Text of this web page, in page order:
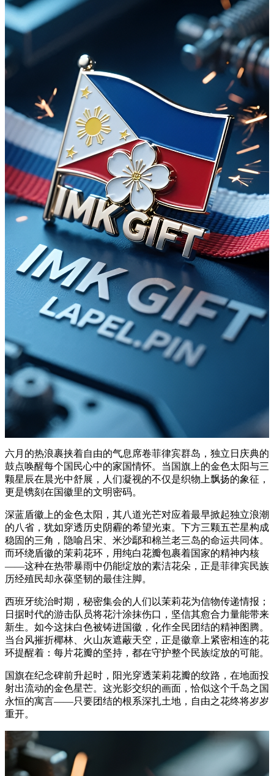
六月的热浪裹挟着自由的气息席卷菲律宾群岛，独立日庆典的
鼓点唤醒每个国民心中的家国情怀。当国旗上的金色太阳与三
颗星辰在晨光中舒展，人们凝视的不仅是织物上飘扬的象征，
更是镌刻在国徽里的文明密码。
深蓝盾徽上的金色太阳，其八道光芒对应着最早掀起独立浪潮
的八省，犹如穿透历史阴霾的希望光束。下方三颗五芒星构成
稳固的三角，隐喻吕宋、米沙鄢和棉兰老三岛的命运共同体。
而环绕盾徽的茉莉花环，用纯白花瓣包裹着国家的精神内核
——这种在热带暴雨中仍能绽放的素洁花朵，正是菲律宾民族
历经殖民却永葆坚韧的最佳注脚。
西班牙统治时期，秘密集会的人们以茉莉花为信物传递情报；
日据时代的游击队员将花汁涂抹伤口，坚信其愈合力量能带来
新生。如今这抹白色被铸进国徽，化作全民团结的精神图腾。
当台风摧折椰林、火山灰遮蔽天空，正是徽章上紧密相连的花
环提醒着：每片花瓣的坚持，都在守护整个民族绽放的可能。
国旗在纪念碑前升起时，阳光穿透茉莉花瓣的纹路，在地面投
射出流动的金色星芒。这光影交织的画面，恰似这个千岛之国
永恒的寓言——只要团结的根系深扎土地，自由之花终将岁岁
重开。